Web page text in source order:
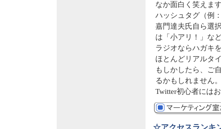
なか面白く笑えま
ハッシュタグ（例
嘉門達夫氏自ら選
は「小アリ！」な
ラジオならハガキ
ほとんどリアルタ
もしかしたら、ご
るかもしれません
Twitter初心者には